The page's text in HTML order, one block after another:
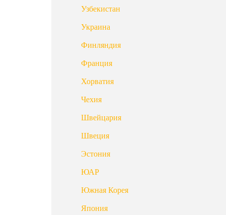
Узбекистан
Украина
Финляндия
Франция
Хорватия
Чехия
Швейцария
Швеция
Эстония
ЮАР
Южная Корея
Япония